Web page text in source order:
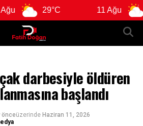
29°C 28°C
darbesiyle öldüren
başlandı
önceüzerinde Haziran 11, 2026